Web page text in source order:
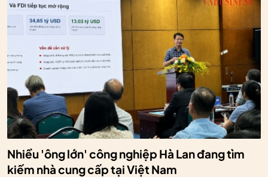
Nhiều 'ông lớn' công nghiệp Hà Lan đang tìm
kiếm nhà cung cấp tại Việt Nam